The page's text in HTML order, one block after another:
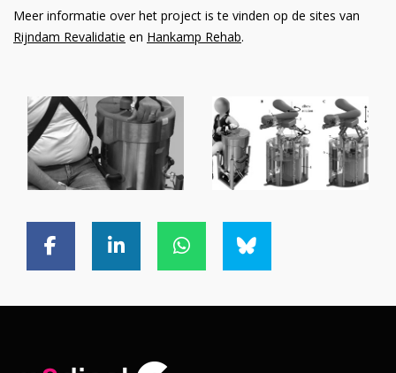
Meer informatie over het project is te vinden op de sites van
Rijndam Revalidatie en Hankamp Rehab.